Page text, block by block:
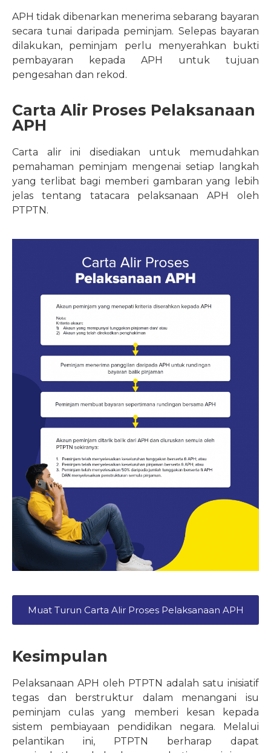
APH tidak dibenarkan menerima sebarang bayaran
secara tunai daripada peminjam. Selepas bayaran
dilakukan, peminjam perlu menyerahkan bukti
pembayaran kepada APH untuk tujuan
pengesahan dan rekod.
Carta Alir Proses Pelaksanaan
APH
Carta alir ini disediakan untuk memudahkan
pemahaman peminjam mengenai setiap langkah
yang terlibat bagi memberi gambaran yang lebih
jelas tentang tatacara pelaksanaan APH oleh
PTPTN.
Muat Turun Carta Alir Proses Pelaksanaan APH
Kesimpulan
Pelaksanaan APH oleh PTPTN adalah satu inisiatif
tegas dan berstruktur dalam menangani isu
peminjam culas yang memberi kesan kepada
sistem pembiayaan pendidikan negara. Melalui
pelantikan ini, PTPTN berharap dapat